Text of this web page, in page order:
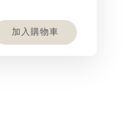
加入購物車